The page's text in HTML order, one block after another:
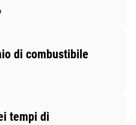
di combustibile
tempi di